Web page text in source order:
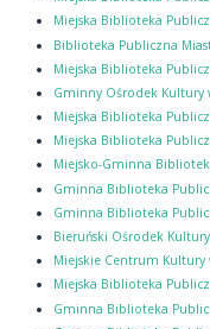
Miejska Biblioteka
Biblioteka Publiczna
Miejska Biblioteka
Gminny Ośrodek Kultury
Miejska Biblioteka
Miejska Biblioteka
Miejsko-Gminna
Gminna Biblioteka
Gminna Biblioteka
Bieruński Ośrodek Kultury
Miejskie Centrum
Miejska Biblioteka
Gminna Biblioteka